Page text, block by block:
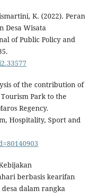
K. (2022). Peran
Desa Wisata
of Public Policy and
of the contribution of
Park to the
Regency.
Hospitality, Sport and
berbasis kearifan
dalam rangka